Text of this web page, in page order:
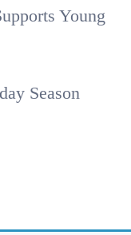
Young
Season